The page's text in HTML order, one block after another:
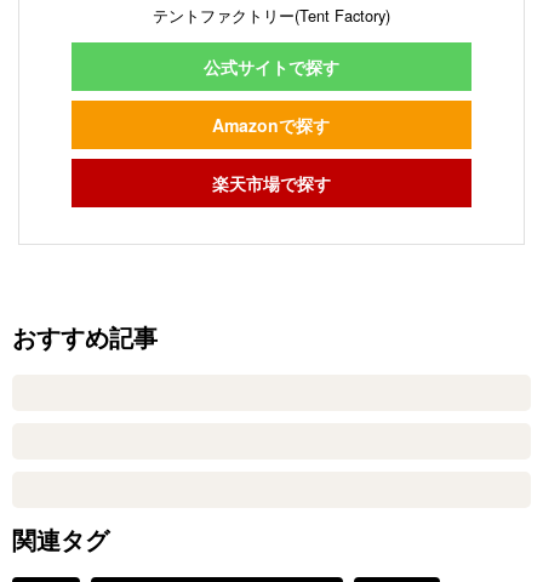
テントファクトリー(Tent Factory)
公式サイトで探す
Amazonで探す
楽天市場で探す
おすすめ記事
関連タグ